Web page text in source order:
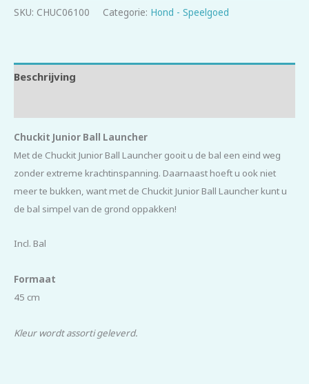
SKU: CHUC06100 Categorie: Hond - Speelgoed
Beschrijving
Chuckit Junior Ball Launcher
Met de Chuckit Junior Ball Launcher gooit u de bal een eind weg
zonder extreme krachtinspanning. Daarnaast hoeft u ook niet
meer te bukken, want met de Chuckit Junior Ball Launcher kunt u
de bal simpel van de grond oppakken!
Incl. Bal
Formaat
45 cm
Kleur wordt assorti geleverd.